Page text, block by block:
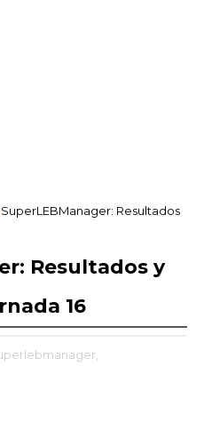
SuperLEBManager: Resultados
Resultados y
16